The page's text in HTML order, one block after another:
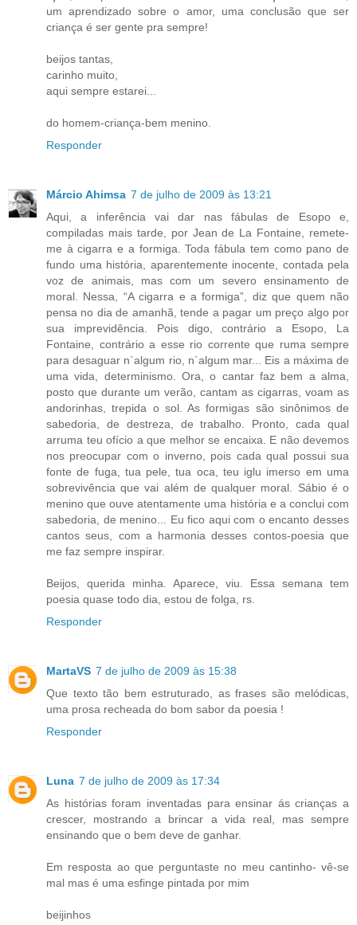
um aprendizado sobre o amor, uma conclusão que ser
criança é ser gente pra sempre!
beijos tantas,
carinho muito,
aqui sempre estarei...
do homem-criança-bem menino.
Responder
Márcio Ahimsa 7 de julho de 2009 às 13:21
Aqui, a inferência vai dar nas fábulas de Esopo e,
compiladas mais tarde, por Jean de La Fontaine, remete-
me à cigarra e a formiga. Toda fábula tem como pano de
fundo uma história, aparentemente inocente, contada pela
voz de animais, mas com um severo ensinamento de
moral. Nessa, “A cigarra e a formiga”, diz que quem não
pensa no dia de amanhã, tende a pagar um preço algo por
sua imprevidência. Pois digo, contrário a Esopo, La
Fontaine, contrário a esse rio corrente que ruma sempre
para desaguar n`algum rio, n`algum mar... Eis a máxima de
uma vida, determinismo. Ora, o cantar faz bem a alma,
posto que durante um verão, cantam as cigarras, voam as
andorinhas, trepida o sol. As formigas são sinônimos de
sabedoria, de destreza, de trabalho. Pronto, cada qual
arruma teu ofício a que melhor se encaixa. E não devemos
nos preocupar com o inverno, pois cada qual possui sua
fonte de fuga, tua pele, tua oca, teu iglu imerso em uma
sobrevivência que vai além de qualquer moral. Sábio é o
menino que ouve atentamente uma história e a conclui com
sabedoria, de menino... Eu fico aqui com o encanto desses
cantos seus, com a harmonia desses contos-poesia que
me faz sempre inspirar.
Beijos, querida minha. Aparece, viu. Essa semana tem
poesia quase todo dia, estou de folga, rs.
Responder
MartaVS 7 de julho de 2009 às 15:38
Que texto tão bem estruturado, as frases são melódicas,
uma prosa recheada do bom sabor da poesia !
Responder
Luna 7 de julho de 2009 às 17:34
As histórias foram inventadas para ensinar ás crianças a
crescer, mostrando a brincar a vida real, mas sempre
ensinando que o bem deve de ganhar.
Em resposta ao que perguntaste no meu cantinho- vê-se
mal mas é uma esfinge pintada por mim
beijinhos